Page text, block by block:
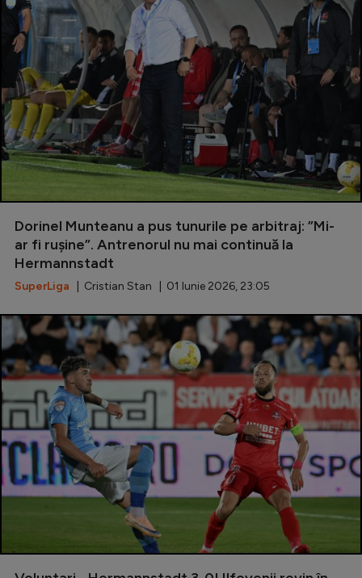
Dorinel Munteanu a pus tunurile pe arbitraj: ”Mi-
ar fi rușine”. Antrenorul nu mai continuă la
Hermannstadt
SuperLiga | Cristian Stan | 01 Iunie 2026, 23:05